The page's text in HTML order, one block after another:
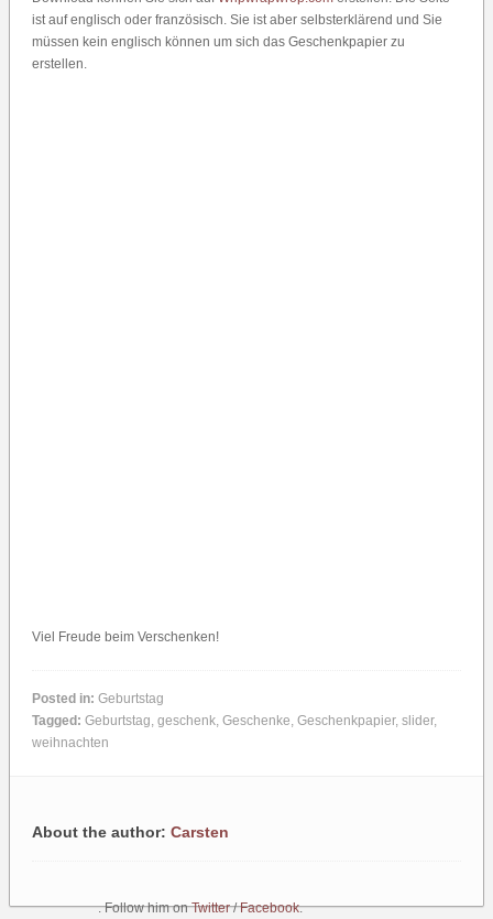
ist auf englisch oder französisch. Sie ist aber selbsterklärend und Sie
müssen kein englisch können um sich das Geschenkpapier zu
erstellen.
Viel Freude beim Verschenken!
Posted in: Geburtstag
Tagged: Geburtstag, geschenk, Geschenke, Geschenkpapier, slider,
weihnachten
About the author: Carsten
. Follow him onTwitter/Facebook.